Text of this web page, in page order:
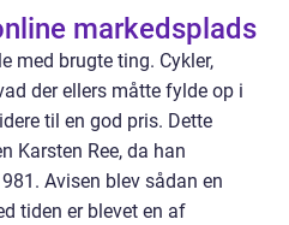
markedsplads
med brugte ting. Cykler,
der ellers måtte fylde op i
til en god pris. Dette
Karsten Ree, da han
Avisen blev sådan en
tiden er blevet en af